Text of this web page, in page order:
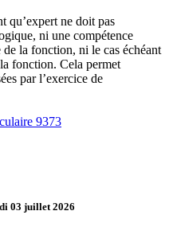
qu’expert ne doit pas
ni une compétence
la fonction, ni le cas échéant
fonction. Cela permet
par l’exercice de
9373
03 juillet 2026